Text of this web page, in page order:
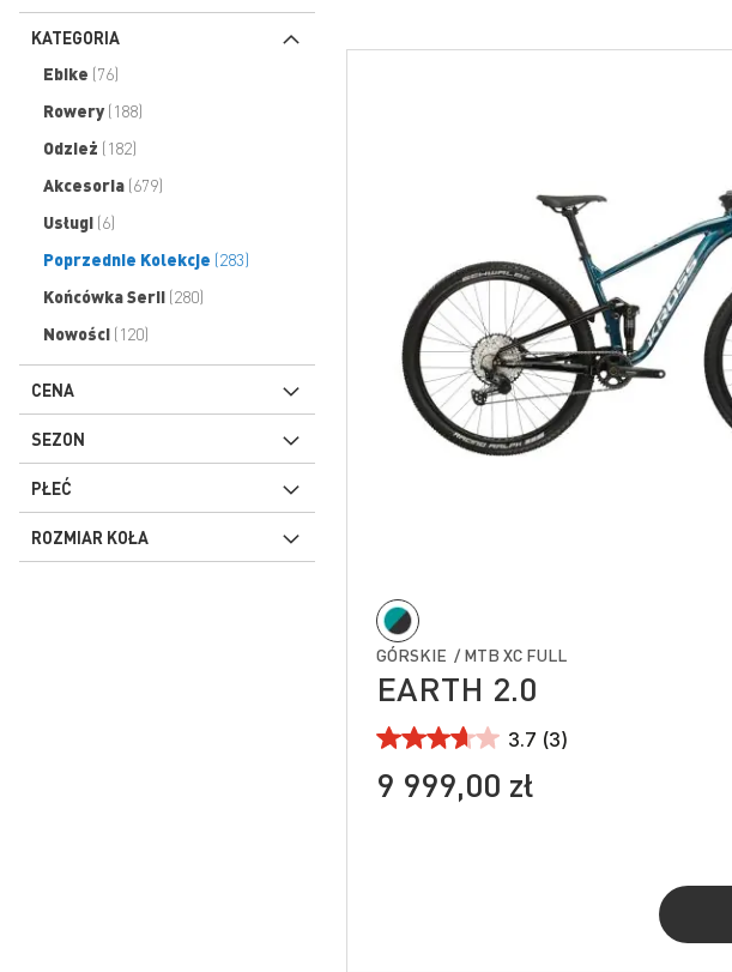
GÓRSKIE / MTB XC FULL
EARTH 2.0
3.7 (3)
9 999,00 zł
KATEGORIA
Ebike 76
produkty
Rowery 188
produkty
Odzież 182
produkty
Akcesoria 679
produkty
Usługi 6
produkty
Poprzednie Kolekcje 283
produkty
Końcówka Serii 280
produkty
Nowości 120
produkty
CENA
SEZON
PŁEĆ
ROZMIAR KOŁA